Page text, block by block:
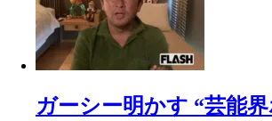
ガーシー明かす “芸能